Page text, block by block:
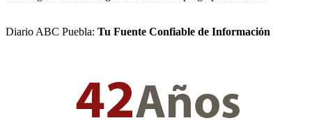
Diario ABC Puebla: Tu Fuente Confiable de Información